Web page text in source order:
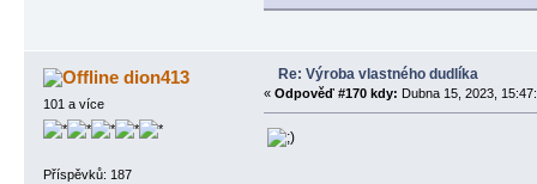
dion413
101 a více
Příspěvků: 187
Re: Výroba vlastného dudlíka
« Odpověď #170 kdy: Dubna 15, 2023,